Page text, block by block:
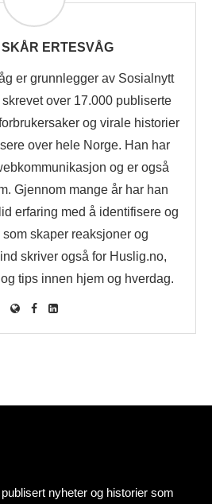
SKÅR ERTESVÅG
er grunnlegger av Sosialnytt
over 17.000 publiserte
og virale historier
over hele Norge. Han har
og er også
Gjennom mange år har han
erfaring med å identifisere og
skaper reaksjoner og
skriver også for Huslig.no,
tips innen hjem og hverdag.
nyheter og historier som